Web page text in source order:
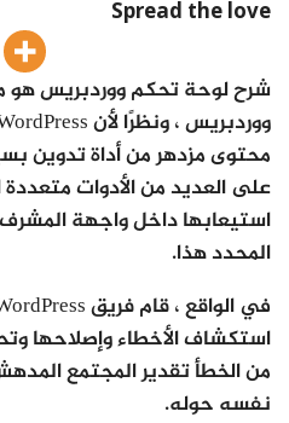
Spread the love
شرح لوحة تحكم ووردبريس هو
محتوى مزدهر من أداة تدوين
على العديد من الأدوات
استيعابها داخل واجهة
المحدد هذا.
استكشاف الأخطاء وإصلاحها
من الخطأ تقدير المجتمع
نفسه حوله.